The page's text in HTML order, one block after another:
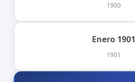
1900
Enero 1901
1901